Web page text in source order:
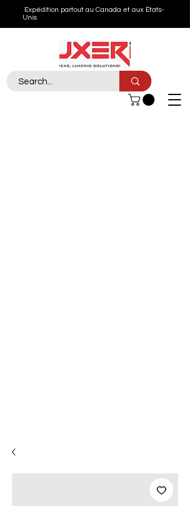
Expédition partout au Canada et aux États-
Unis